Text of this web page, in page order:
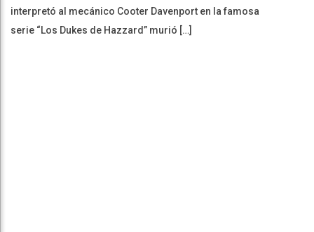
interpretó al mecánico Cooter Davenport en la famosa
serie “Los Dukes de Hazzard” murió […]